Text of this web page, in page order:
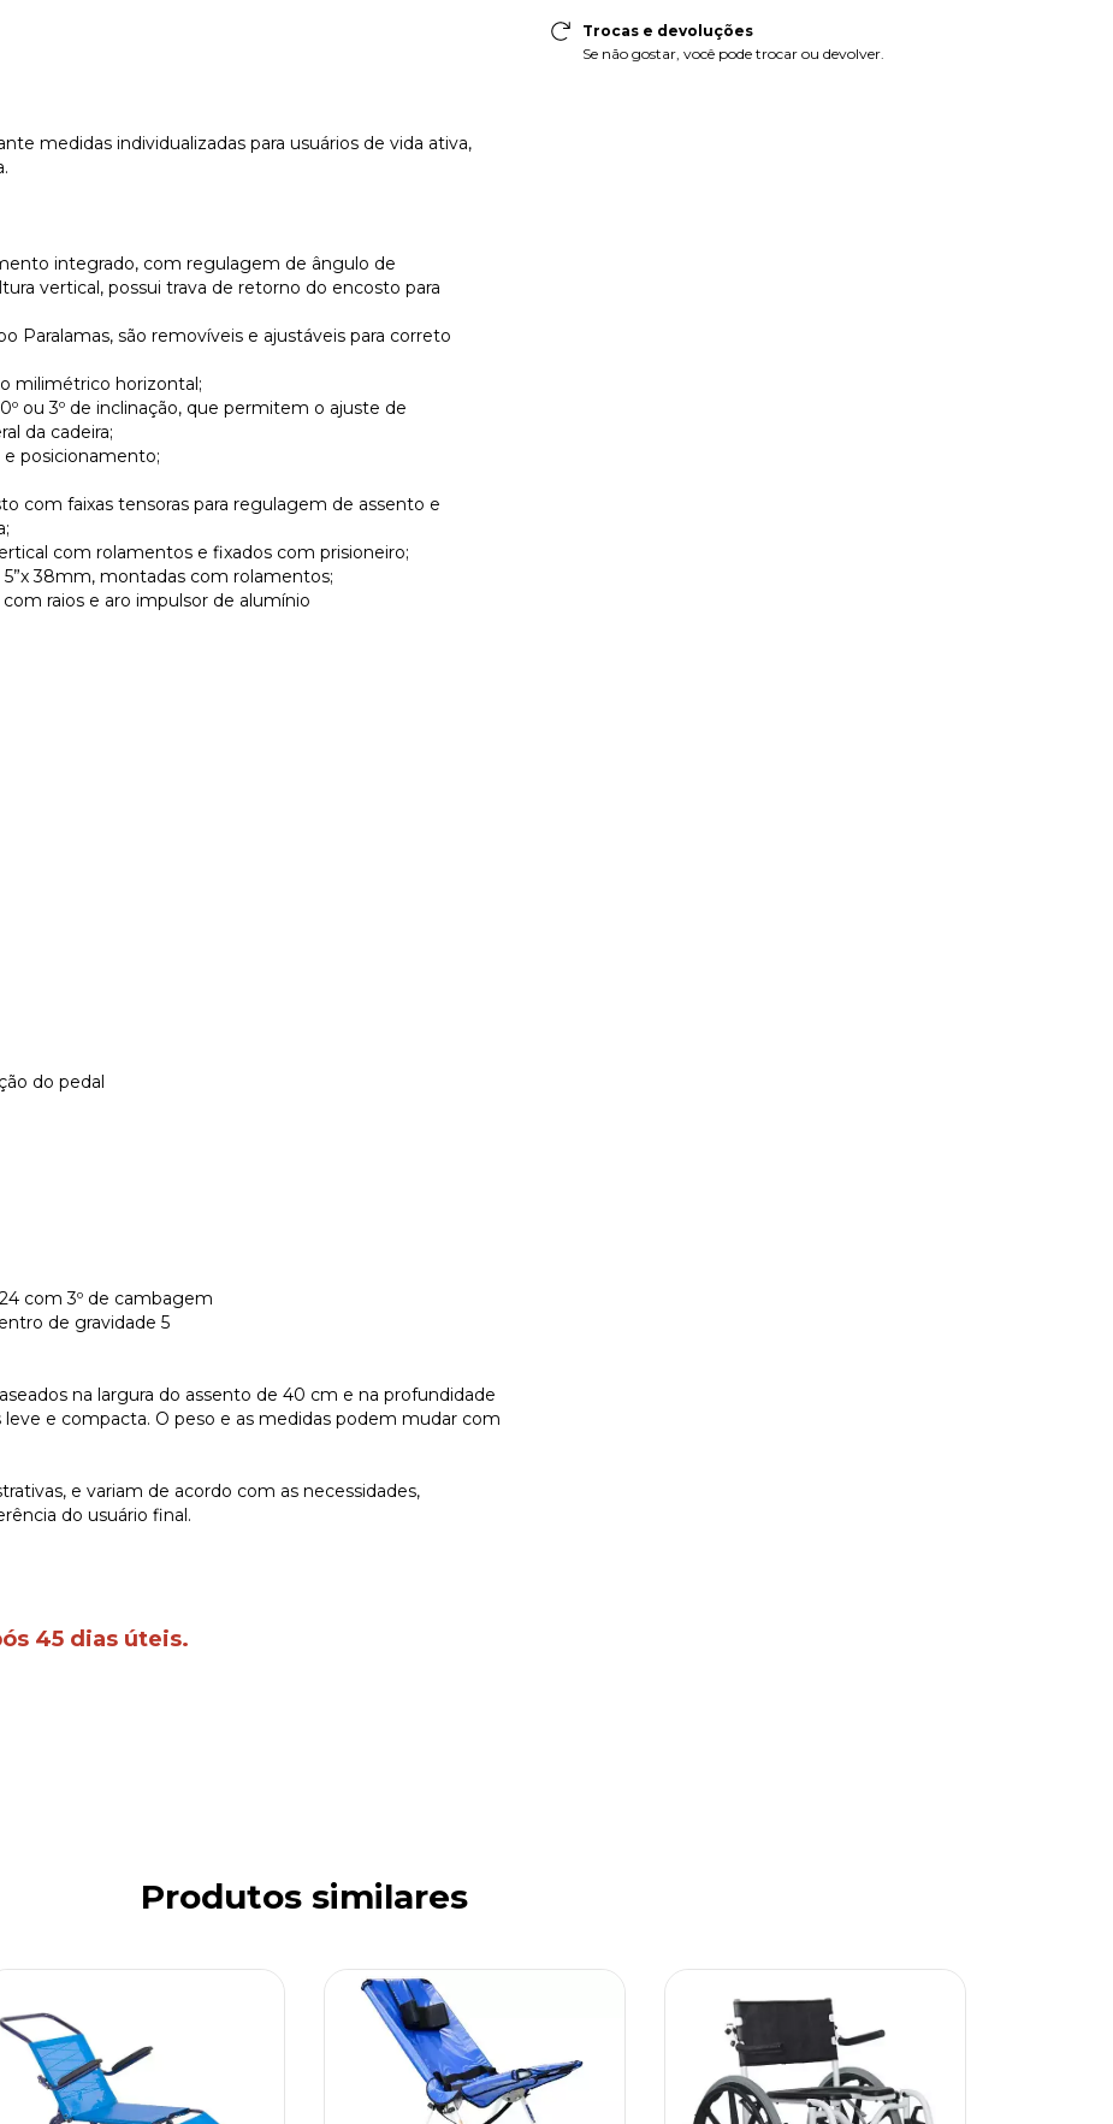
medidas individualizadas para usuários de vida ativa,
integrado, com regulagem de ângulo de
vertical, possui trava de retorno do encosto para
Paralamas, são removíveis e ajustáveis para correto
milimétrico horizontal;
ou 3º de inclinação, que permitem o ajuste de
da cadeira;
e posicionamento;
com faixas tensoras para regulagem de assento e
com rolamentos e fixados com prisioneiro;
38mm, montadas com rolamentos;
raios e aro impulsor de alumínio
do pedal
com 3º de cambagem
de gravidade 5
na largura do assento de 40 cm e na profundidade
e compacta. O peso e as medidas podem mudar com
e variam de acordo com as necessidades,
do usuário final.
45 dias úteis.
Trocas e devoluções
Se não gostar, você pode trocar ou devolver.
Produtos similares